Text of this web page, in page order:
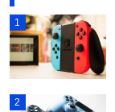
1
2